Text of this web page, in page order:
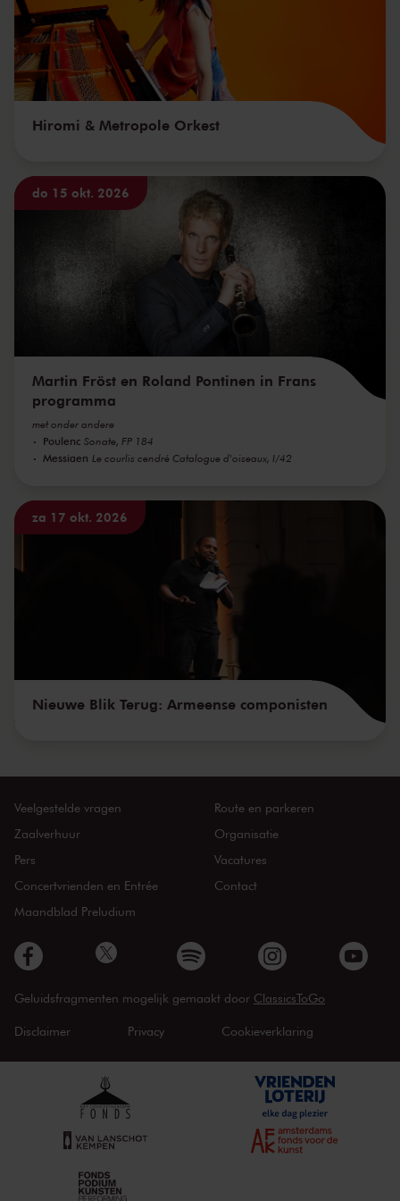
Hiromi & Metropole Orkest
do 15 okt. 2026
Martin Fröst en Roland Pontinen in Frans
programma
met onder andere
Poulenc Sonate, FP 184
Messiaen Le courlis cendré Catalogue d'oiseaux, I/42
za 17 okt. 2026
Nieuwe Blik Terug: Armeense componisten
Veelgestelde vragen
Zaalverhuur
Pers
Concertvrienden en Entrée
Maandblad Preludium
Route en parkeren
Organisatie
Vacatures
Contact
Geluidsfragmenten mogelijk gemaakt door ClassicsToGo
Disclaimer Privacy Cookieverklaring